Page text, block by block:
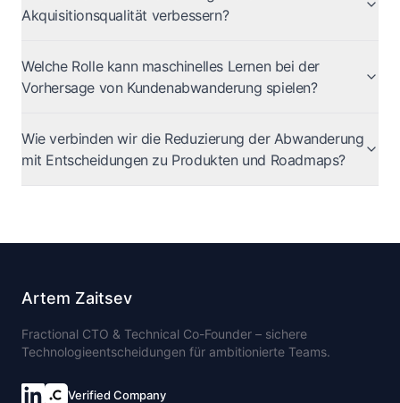
Akquisitionsqualität verbessern?
Welche Rolle kann maschinelles Lernen bei der
Vorhersage von Kundenabwanderung spielen?
Wie verbinden wir die Reduzierung der Abwanderung
mit Entscheidungen zu Produkten und Roadmaps?
Artem Zaitsev
Fractional CTO & Technical Co-Founder – sichere
Technologieentscheidungen für ambitionierte Teams.
Verified Company